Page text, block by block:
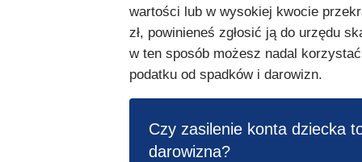
wartości lub w wysokiej kwocie
zł, powinieneś zgłosić ją do urzędu
w ten sposób możesz nadal
podatku od spadków i darowizn.
Czy zasilenie konta dziecka
darowizna?